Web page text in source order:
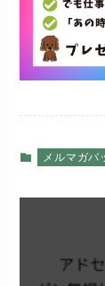
メルマガバ